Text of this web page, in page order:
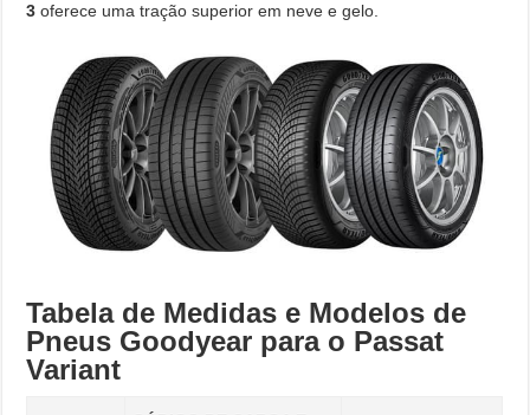
3 oferece uma tração superior em neve e gelo.
Tabela de Medidas e Modelos de
Pneus Goodyear para o Passat
Variant